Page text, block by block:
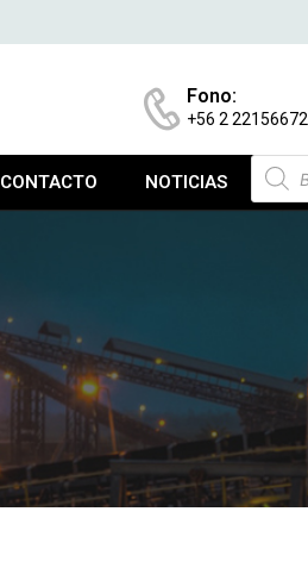
Fono:
+56 2 22156672
CONTACTO NOTICIAS